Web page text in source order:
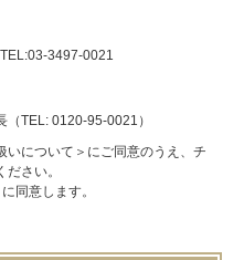
3497-0021
TEL: 0120-95-0021）
いについて＞にご同意のうえ、チ
さい。
同意します。